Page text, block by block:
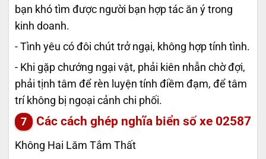
bạn khó tìm được người bạn hợp tác ăn ý trong
kinh doanh.
- Tình yêu có đôi chút trở ngại, không hợp tính tình.
- Khi gặp chướng ngại vật, phải kiên nhẫn chờ đợi,
phải tịnh tâm để rèn luyện tính điềm đạm, để tâm
trí không bị ngoại cảnh chi phối.
Các cách ghép nghĩa biển số xe 02587
Không Hai Lăm Tắm Thất